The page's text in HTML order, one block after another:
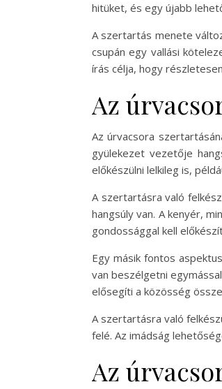
hitüket, és egy újabb
A szertartás menete
csupán egy vallási
írás célja, hogy
Az
Az úrvacsora
gyülekezet vezetője
előkészülni lelkileg is,
A szertartásra való
hangsúly van. A kenyér,
gondossággal kell
Egy másik fontos
van beszélgetni
elősegíti a közösség
A szertartásra való
felé. Az imádság
Az